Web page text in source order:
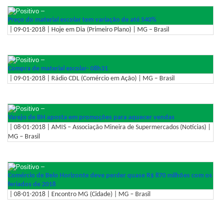
–
Preço do material escolar tem variação de até 540%
| 09-01-2018 | Hoje em Dia (Primeiro Plano) | MG – Brasil
–
Compra de material escolar- 08h31
| 09-01-2018 | Rádio CDL (Comércio em Ação) | MG – Brasil
–
Varejo de BH aposta em promoções para aquecer vendas
| 08-01-2018 | AMIS – Associação Mineira de Supermercados (Notícias) |
MG – Brasil
–
Comércio de Belo Horizonte deve perder quase R$ 870 milhões com os
feriados de 2018
| 08-01-2018 | Encontro MG (Cidade) | MG – Brasil